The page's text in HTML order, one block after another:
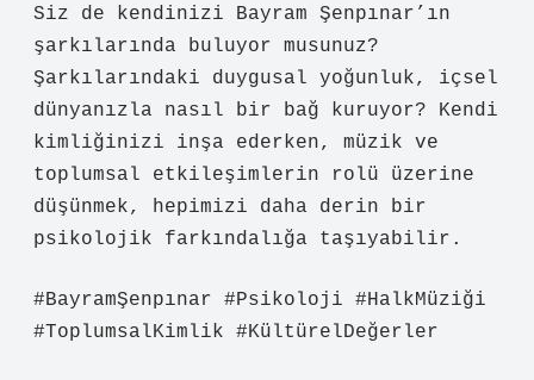
Siz de kendinizi Bayram Şenpınar’ın
şarkılarında buluyor musunuz?
Şarkılarındaki duygusal yoğunluk, içsel
dünyanızla nasıl bir bağ kuruyor? Kendi
kimliğinizi inşa ederken, müzik ve
toplumsal etkileşimlerin rolü üzerine
düşünmek, hepimizi daha derin bir
psikolojik farkındalığa taşıyabilir.
#BayramŞenpınar #Psikoloji #HalkMüziği
#ToplumsalKimlik #KültürelDeğerler